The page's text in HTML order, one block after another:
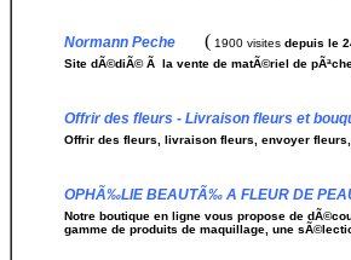
Normann Peche ( 1900 visites depuis le
Site dÃ©diÃ© Ã la vente de matÃ©riel de
Offrir des fleurs - Livraison fleurs et
Offrir des fleurs, livraison fleurs, envoyer
OPHÃ‰LIE BEAUTÃ‰ A FLEUR DE
Notre boutique en ligne vous propose de
gamme de produits de maquillage, une